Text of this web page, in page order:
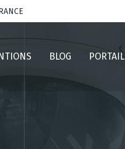
BLOG PORTAIL